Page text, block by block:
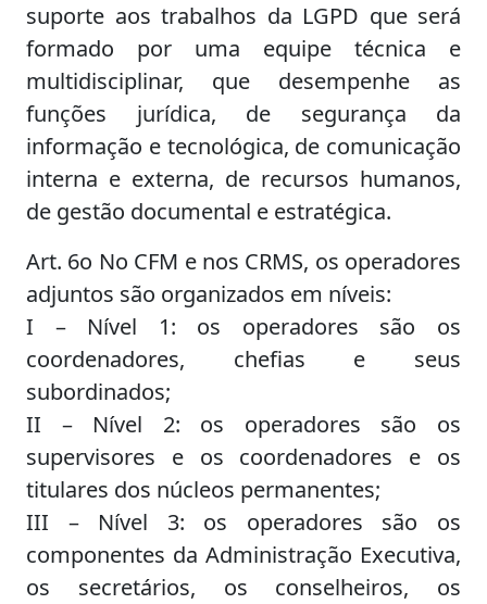
suporte aos trabalhos da LGPD que será
formado por uma equipe técnica e
multidisciplinar, que desempenhe as
funções jurídica, de segurança da
informação e tecnológica, de comunicação
interna e externa, de recursos humanos,
de gestão documental e estratégica.
Art. 6o No CFM e nos CRMS, os operadores
adjuntos são organizados em níveis:
I – Nível 1: os operadores são os
coordenadores, chefias e seus
subordinados;
II – Nível 2: os operadores são os
supervisores e os coordenadores e os
titulares dos núcleos permanentes;
III – Nível 3: os operadores são os
componentes da Administração Executiva,
os secretários, os conselheiros, os